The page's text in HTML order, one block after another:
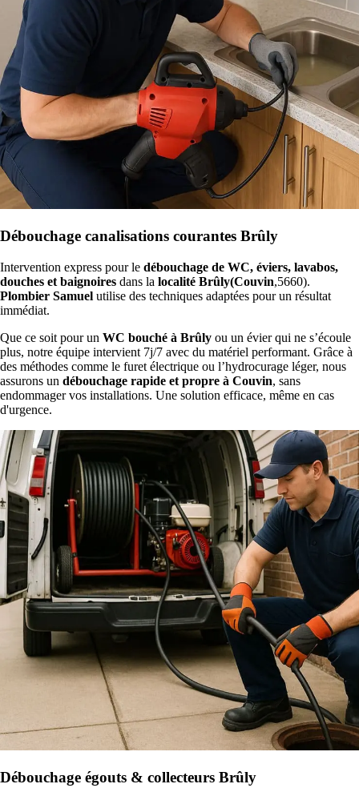
Débouchage canalisations courantes Brûly
Intervention express pour le débouchage de WC, éviers, lavabos,
douches et baignoires dans la localité Brûly(Couvin,5660).
Plombier Samuel utilise des techniques adaptées pour un résultat
immédiat.
Que ce soit pour un WC bouché à Brûly ou un évier qui ne s’écoule
plus, notre équipe intervient 7j/7 avec du matériel performant. Grâce à
des méthodes comme le furet électrique ou l’hydrocurage léger, nous
assurons un débouchage rapide et propre à Couvin, sans
endommager vos installations. Une solution efficace, même en cas
d'urgence.
Débouchage égouts & collecteurs Brûly